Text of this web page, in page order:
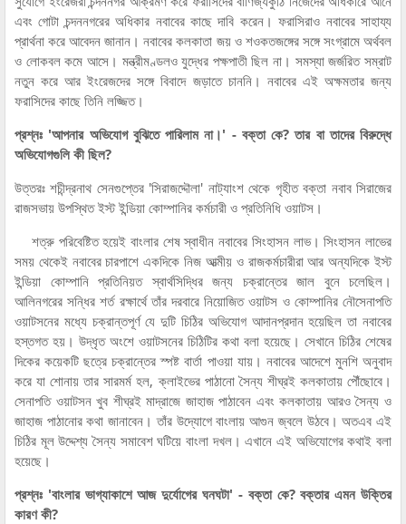
এবং গোটা চন্দননগরের অধিকার নবাবের কাছে দাবি করেন। ফরাসিরাও নবাবের সাহায্য
প্রার্থনা করে আবেদন জানান। নবাবের কলকাতা জয় ও শওকতজঙ্গের সঙ্গে সংগ্রামে অর্থবল
ও লোকবল কমে আসে। মন্ত্রীমণ্ডলও যুদ্ধের পক্ষপাতী ছিল না। সমস্যা জর্জরিত সম্রাট
নতুন করে আর ইংরেজদের সঙ্গে বিবাদে জড়াতে চাননি। নবাবের এই অক্ষমতার জন্য
ফরাসিদের কাছে তিনি লজ্জিত।
প্রশ্নঃ 'আপনার অভিযোগ বুঝিতে পারিলাম না।' - বক্তা কে? তার বা তাদের বিরুদ্ধে
অভিযোগগুলি কী ছিল?
উত্তরঃ শচীন্দ্রনাথ সেনগুপ্তের 'সিরাজদ্দৌলা' নাট্যাংশ থেকে গৃহীত বক্তা নবাব সিরাজের
রাজসভায় উপস্থিত ইস্ট ইন্ডিয়া কোম্পানির কর্মচারী ও প্রতিনিধি ওয়াটস।
শত্রু পরিবেষ্টিত হয়েই বাংলার শেষ স্বাধীন নবাবের সিংহাসন লাভ। সিংহাসন লাভের
সময় থেকেই নবাবের চারপাশে একদিকে নিজ আত্মীয় ও রাজকর্মচারীরা আর অন্যদিকে ইস্ট
ইন্ডিয়া কোম্পানি প্রতিনিয়ত স্বার্থসিদ্ধির জন্য চক্রান্তের জাল বুনে চলেছিল।
আলিনগরের সন্ধির শর্ত রক্ষার্থে তাঁর দরবারে নিয়োজিত ওয়াটস ও কোম্পানির নৌসেনাপতি
ওয়াটসনের মধ্যে চক্রান্তপূর্ণ যে দুটি চিঠির অভিযোগ আদানপ্রদান হয়েছিল তা নবাবের
হস্তগত হয়। উদ্ধৃত অংশে ওয়াটসনের চিঠিটির কথা বলা হয়েছে। সেখানে চিঠির শেষের
দিকের কয়েকটি ছত্রে চক্রান্তের স্পষ্ট বার্তা পাওয়া যায়। নবাবের আদেশে মুনশি অনুবাদ
করে যা শোনায় তার সারমর্ম হল, ক্লাইভের পাঠানো সৈন্য শীঘ্রই কলকাতায় পৌঁছোবে।
সেনাপতি ওয়াটসন খুব শীঘ্রই মাদ্রাজে জাহাজ পাঠাবেন এবং কলকাতায় আরও সৈন্য ও
জাহাজ পাঠানোর কথা জানাবেন। তাঁর উদ্যোগে বাংলায় আগুন জ্বলে উঠবে। অতএব এই
চিঠির মূল উদ্দেশ্য সৈন্য সমাবেশ ঘটিয়ে বাংলা দখল। এখানে এই অভিযোগের কথাই বলা
হয়েছে।
প্রশ্নঃ 'বাংলার ভাগ্যাকাশে আজ দুর্যোগের ঘনঘটা' - বক্তা কে? বক্তার এমন উক্তির
কারণ কী?